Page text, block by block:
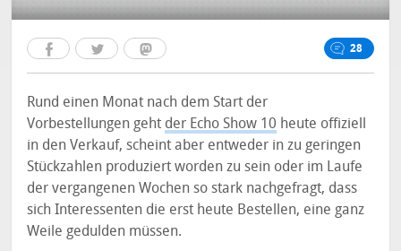
28
Rund einen Monat nach dem Start der
Vorbestellungen geht der Echo Show 10 heute offiziell
in den Verkauf, scheint aber entweder in zu geringen
Stückzahlen produziert worden zu sein oder im Laufe
der vergangenen Wochen so stark nachgefragt, dass
sich Interessenten die erst heute Bestellen, eine ganz
Weile gedulden müssen.